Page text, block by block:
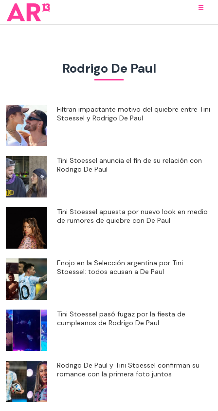
Rodrigo De Paul
Filtran impactante motivo del quiebre entre Tini
Stoessel y Rodrigo De Paul
Tini Stoessel anuncia el fin de su relación con
Rodrigo De Paul
Tini Stoessel apuesta por nuevo look en medio
de rumores de quiebre con De Paul
Enojo en la Selección argentina por Tini
Stoessel: todos acusan a De Paul
Tini Stoessel pasó fugaz por la fiesta de
cumpleaños de Rodrigo De Paul
Rodrigo De Paul y Tini Stoessel confirman su
romance con la primera foto juntos